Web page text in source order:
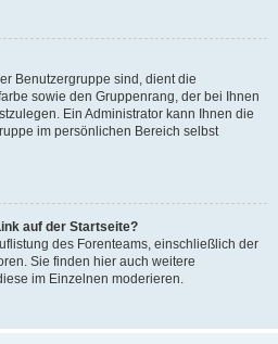
Benutzergruppe sind, dient die
sowie den Gruppenrang, der bei Ihnen
Ein Administrator kann Ihnen die
im persönlichen Bereich selbst
auf der Startseite?
des Forenteams, einschließlich der
Sie finden hier auch weitere
im Einzelnen moderieren.